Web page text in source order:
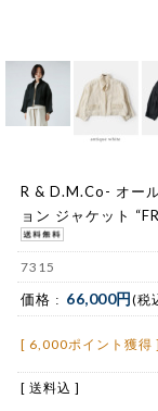
R & D.M.Co- オー
ョン ジャケット
7315
価格 : 66,000円(税
[ 6,000ポイント獲得 ]
[ 送料込 ]